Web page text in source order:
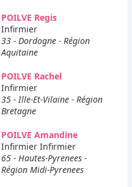
POILVE Regis
Infirmier
33 - Dordogne - Région
Aquitaine
POILVE Rachel
Infirmier
35 - Ille-Et-Vilaine - Région
Bretagne
POILVE Amandine
Infirmier Infirmier
65 - Hautes-Pyrenees -
Région Midi-Pyrenees